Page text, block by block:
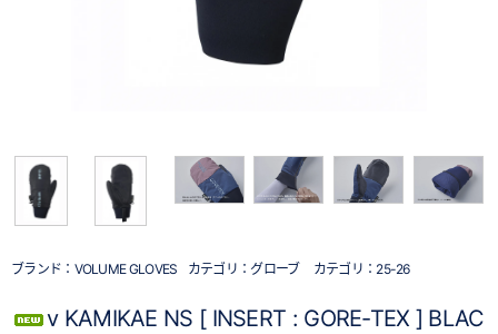
ブランド： VOLUME GLOVES カテゴリ： グローブ カテゴリ： 25-26
v KAMIKAE NS [ INSERT : GORE-TEX ] BLAC